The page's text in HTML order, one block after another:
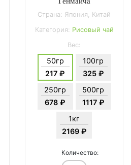
Страна: Япония, Китай
Категория: Рисовый чай
Вес:
50гр
217 ₽
100гр
325 ₽
250гр
678 ₽
500гр
1117 ₽
1кг
2169 ₽
Количество: